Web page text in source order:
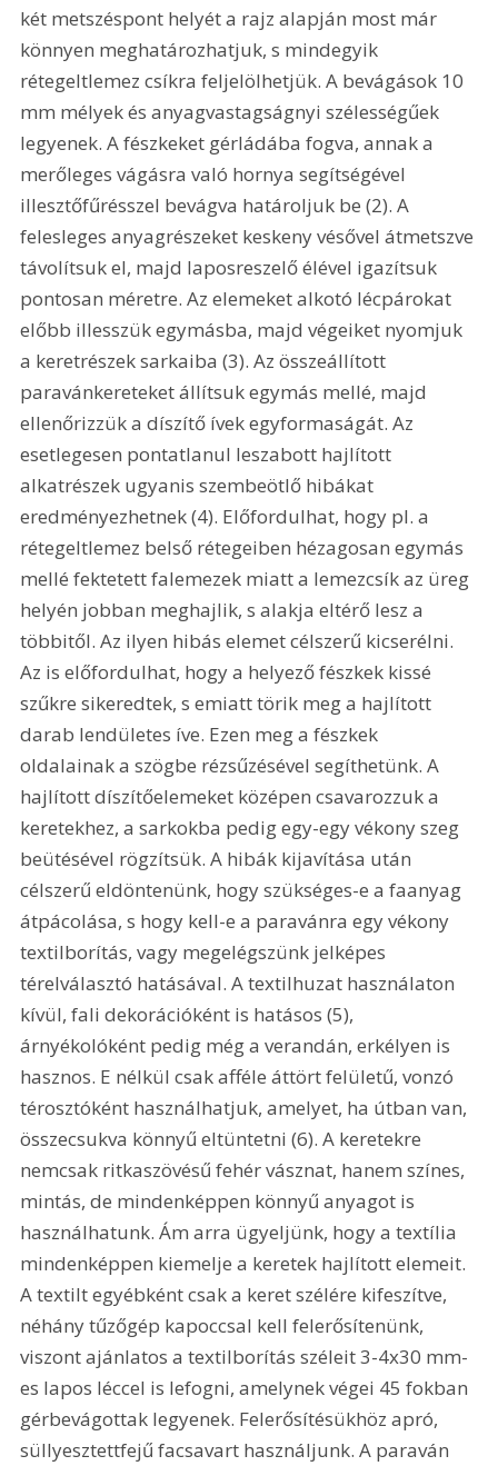
két metszéspont helyét a rajz alapján most már
könnyen meghatározhatjuk, s mindegyik
rétegeltlemez csíkra feljelölhetjük. A bevágások 10
mm mélyek és anyagvastagságnyi szélességűek
legyenek. A fészkeket gérládába fogva, annak a
merőleges vágásra való hornya segítségével
illesztőfűrésszel bevágva határoljuk be (2). A
felesleges anyagrészeket keskeny vésővel átmetszve
távolítsuk el, majd laposreszelő élével igazítsuk
pontosan méretre. Az elemeket alkotó lécpárokat
előbb illesszük egymásba, majd végeiket nyomjuk
a keretrészek sarkaiba (3). Az összeállított
paravánkereteket állítsuk egymás mellé, majd
ellenőrizzük a díszítő ívek egyformaságát. Az
esetlegesen pontatlanul leszabott hajlított
alkatrészek ugyanis szembeötlő hibákat
eredményezhetnek (4). Előfordulhat, hogy pl. a
rétegeltlemez belső rétegeiben hézagosan egymás
mellé fektetett falemezek miatt a lemezcsík az üreg
helyén jobban meghajlik, s alakja eltérő lesz a
többitől. Az ilyen hibás elemet célszerű kicserélni.
Az is előfordulhat, hogy a helyező fészkek kissé
szűkre sikeredtek, s emiatt törik meg a hajlított
darab lendületes íve. Ezen meg a fészkek
oldalainak a szögbe rézsűzésével segíthetünk. A
hajlított díszítőelemeket középen csavarozzuk a
keretekhez, a sarkokba pedig egy-egy vékony szeg
beütésével rögzítsük. A hibák kijavítása után
célszerű eldöntenünk, hogy szükséges-e a faanyag
átpácolása, s hogy kell-e a paravánra egy vékony
textilborítás, vagy megelégszünk jelképes
térelválasztó hatásával. A textilhuzat használaton
kívül, fali dekorációként is hatásos (5),
árnyékolóként pedig még a verandán, erkélyen is
hasznos. E nélkül csak afféle áttört felületű, vonzó
térosztóként használhatjuk, amelyet, ha útban van,
összecsukva könnyű eltüntetni (6). A keretekre
nemcsak ritkaszövésű fehér vásznat, hanem színes,
mintás, de mindenképpen könnyű anyagot is
használhatunk. Ám arra ügyeljünk, hogy a textília
mindenképpen kiemelje a keretek hajlított elemeit.
A textilt egyébként csak a keret szélére kifeszítve,
néhány tűzőgép kapoccsal kell felerősítenünk,
viszont ajánlatos a textilborítás széleit 3-4x30 mm-
es lapos léccel is lefogni, amelynek végei 45 fokban
gérbevágottak legyenek. Felerősítésükhöz apró,
süllyesztettfejű facsavart használjunk. A paraván